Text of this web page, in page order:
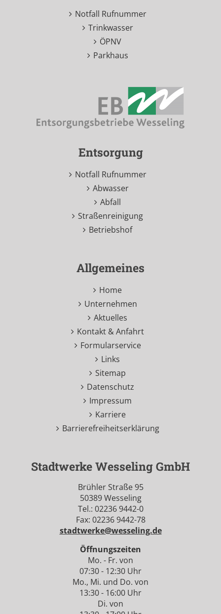
Notfall Rufnummer
Trinkwasser
ÖPNV
Parkhaus
Entsorgung
Notfall Rufnummer
Abwasser
Abfall
Straßenreinigung
Betriebshof
Allgemeines
Home
Unternehmen
Aktuelles
Kontakt & Anfahrt
Formularservice
Links
Sitemap
Datenschutz
Impressum
Karriere
Barrierefreiheitserklärung
Stadtwerke Wesseling GmbH
Brühler Straße 95
50389 Wesseling
Tel.: 02236 9442-0
Fax: 02236 9442-78
stadtwerke@wesseling.de
Öffnungszeiten
Mo. - Fr. von
07:30 - 12:30 Uhr
Mo., Mi. und Do. von
13:30 - 16:00 Uhr
Di. von